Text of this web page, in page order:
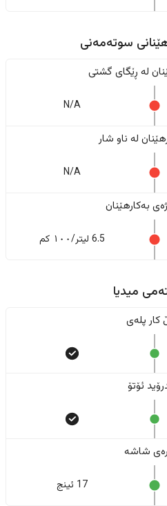
سوتەمەنی
له ڕێگای گشتی
N/A
له ناو شار
N/A
بەکارهێنان
6.5 لیتر/١٠٠ کم
میدیا
کار پلەی
ئۆتۆ
شاشە
17 ئینج